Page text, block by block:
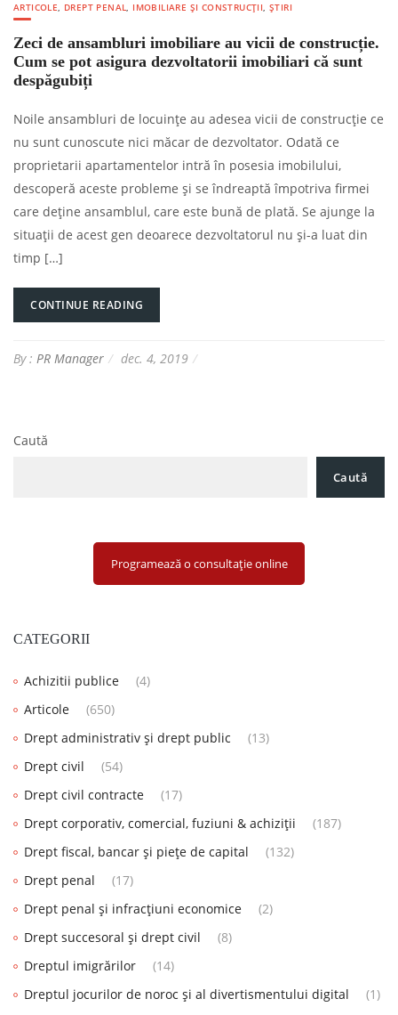
ARTICOLE, DREPT PENAL, IMOBILIARE ȘI CONSTRUCȚII,ȘTIRI
Zeci de ansambluri imobiliare au vicii de construcție.
Cum se pot asigura dezvoltatorii imobiliari că sunt
despăgubiți
Noile ansambluri de locuințe au adesea vicii de construcție ce
nu sunt cunoscute nici măcar de dezvoltator. Odată ce
proprietarii apartamentelor intră în posesia imobilului,
descoperă aceste probleme și se îndreaptă împotriva firmei
care deține ansamblul, care este bună de plată. Se ajunge la
situații de acest gen deoarece dezvoltatorul nu și-a luat din
timp […]
CONTINUE READING
By : PR Manager dec. 4, 2019
Caută
Caută
Programează o consultație online
CATEGORII
Achizitii publice
(4)
Articole
(650)
Drept administrativ și drept public
(13)
Drept civil
(54)
Drept civil contracte
(17)
Drept corporativ, comercial, fuziuni & achiziții
(187)
Drept fiscal, bancar și piețe de capital
(132)
Drept penal
(17)
Drept penal și infracțiuni economice
(2)
Drept succesoral și drept civil
(8)
Dreptul imigrărilor
(14)
Dreptul jocurilor de noroc și al divertismentului digital
(1)